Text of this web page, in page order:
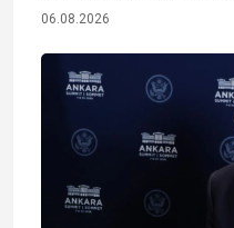
06.08.2026